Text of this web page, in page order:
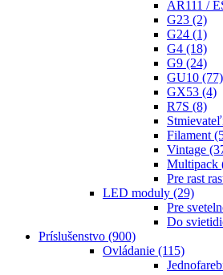
AR111 /
G23 (2)
G24 (1)
G4 (18)
G9 (24)
GU10 (77)
GX53 (4)
R7S (8)
Filament
Vintage
Multipack
Pre rast
LED moduly (29)
Pre
Do
Príslušenstvo (900)
Ovládanie (115)